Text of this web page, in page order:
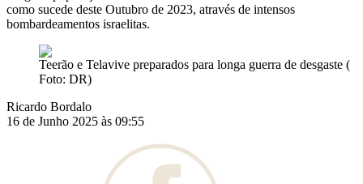
como sucede deste Outubro de 2023, através de intensos
bombardeamentos israelitas.
Teerão e Telavive preparados para longa guerra de desgaste (
Foto: DR)
Ricardo Bordalo
16 de Junho 2025 às 09:55